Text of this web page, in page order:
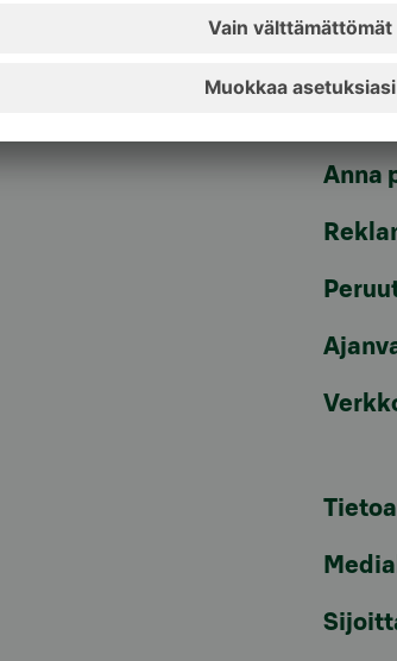
Anna